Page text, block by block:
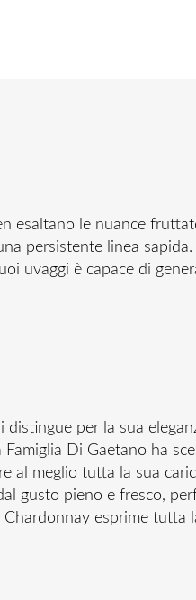
esaltano le nuance
persistente linea
uvaggi è capace di
per la sua
Di Gaetano ha
meglio tutta la sua
gusto pieno e fresco,
esprime tutta